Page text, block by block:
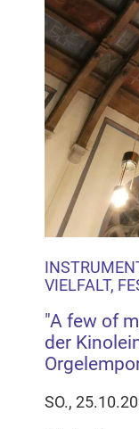
VIELFALT,
"A few of
der
SO.,